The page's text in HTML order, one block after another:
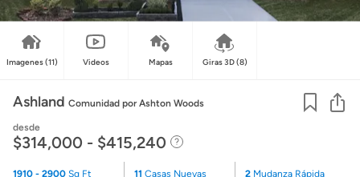
Imagenes(11) Videos Mapas Giras 3D(8)
Ashland Comunidad por Ashton Woods
desde
$314,000 - $415,240
1910 - 2900 Sq Ft 11 Casas Nuevas 2 Mudanza Rápida